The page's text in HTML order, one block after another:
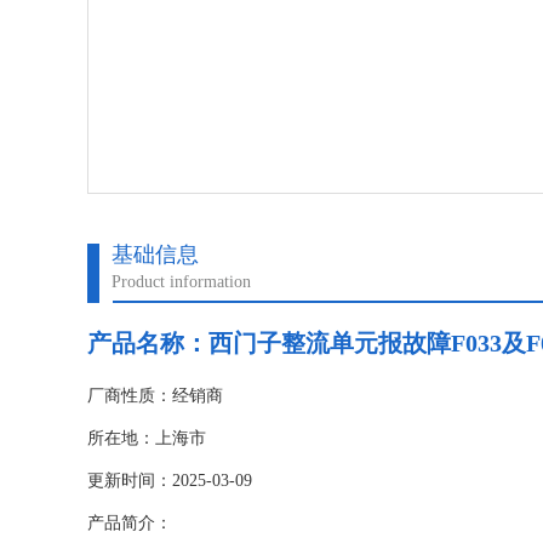
基础信息
Product information
产品名称： 西门子整流单元报故障F033及
厂商性质：经销商
所在地：上海市
更新时间：2025-03-09
产品简介：